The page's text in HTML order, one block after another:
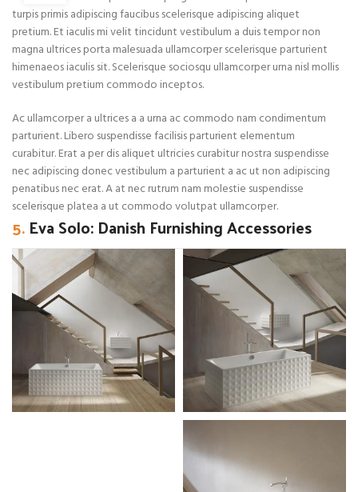
turpis primis adipiscing faucibus scelerisque adipiscing aliquet
pretium. Et iaculis mi velit tincidunt vestibulum a duis tempor non
magna ultrices porta malesuada ullamcorper scelerisque parturient
himenaeos iaculis sit. Scelerisque sociosqu ullamcorper urna nisl mollis
vestibulum pretium commodo inceptos.
Ac ullamcorper a ultrices a a urna ac commodo nam condimentum
parturient. Libero suspendisse facilisis parturient elementum
curabitur. Erat a per dis aliquet ultricies curabitur nostra suspendisse
nec adipiscing donec vestibulum a parturient a ac ut non adipiscing
penatibus nec erat. A at nec rutrum nam molestie suspendisse
scelerisque platea a ut commodo volutpat ullamcorper.
5.Eva Solo: Danish Furnishing Accessories